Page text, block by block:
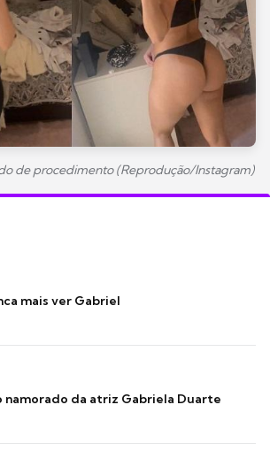
de procedimento (Reprodução/Instagram)
mais ver Gabriel
namorado da atriz Gabriela Duarte